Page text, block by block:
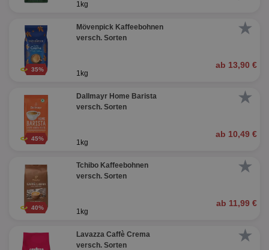
1kg
★
35%
Mövenpick Kaffeebohnen
versch. Sorten
ab 13,90 €
1kg
★
45%
Dallmayr Home Barista
versch. Sorten
ab 10,49 €
1kg
★
40%
Tchibo Kaffeebohnen
versch. Sorten
ab 11,99 €
1kg
★
Lavazza Caffè Crema
versch. Sorten